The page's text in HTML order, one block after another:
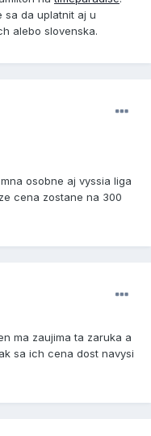
sa da uplatnit aj u
alebo slovenska.
osobne aj vyssia liga
cena zostane na 300
ma zaujima ta zaruka a
sa ich cena dost navysi